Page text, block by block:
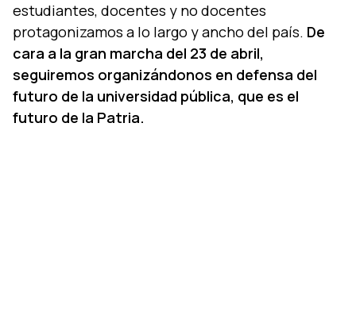
estudiantes, docentes y no docentes
protagonizamos a lo largo y ancho del país. De
cara a la gran marcha del 23 de abril,
seguiremos organizándonos en defensa del
futuro de la universidad pública, que es el
futuro de la Patria.